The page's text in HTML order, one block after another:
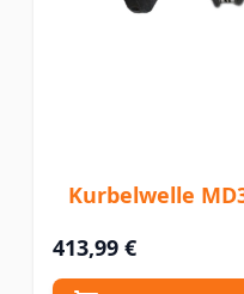
Kurbelwelle
413,99 €